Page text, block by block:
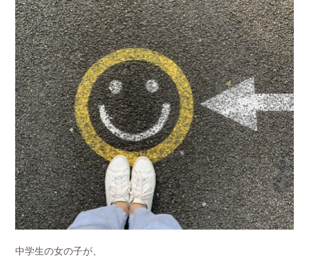
中学生の女の子が、